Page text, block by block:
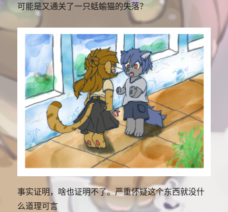
可能是又通关了一只蛞蝓猫的失落？
事实证明，啥也证明不了。严重怀疑这个东西就没什
么道理可言